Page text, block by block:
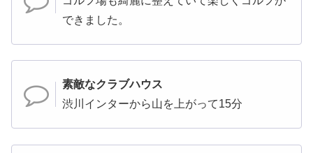
できました。
素敵なクラブハウス
渋川インターから山を上がって15分